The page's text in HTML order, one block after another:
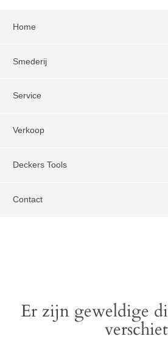
Home
Smederij
Service
Verkoop
Deckers Tools
Contact
Er zijn geweldige
verschiet